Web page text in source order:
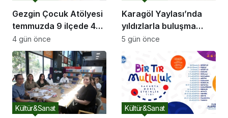
Gezgin Çocuk Atölyesi
temmuzda 9 ilçede 4
bini aşkın çocuğun
yüzünü güldürdü
4 gün önce
Karagöl Yaylası’nda
yıldızlarla buluşma
Marmara’nın en
karanlık gökyüzünde
astronomi kampı
5 gün önce
Kültür&Sanat Kültür&Sanat